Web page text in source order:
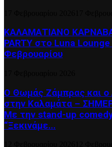
ΚΑΛΑΜΑΤΙΑΝΟ
PARTY στο Luna
Φεβρουαρίου
Ο Θωμάς Ζάμπρας και
στην Καλαμάτα –
Με την stand-up
“Ξεκινάμε...